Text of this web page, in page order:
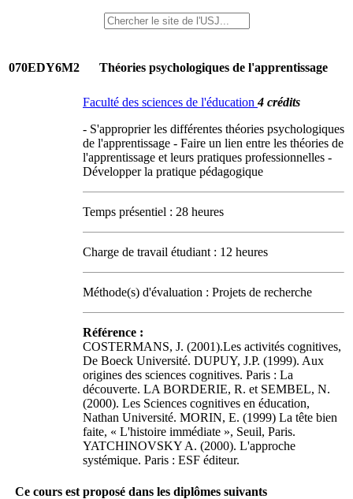
070EDY6M2 Théories psychologiques de l'apprentissage
Faculté des sciences de l'éducation4 crédits
- S'approprier les différentes théories psychologiques
de l'apprentissage - Faire un lien entre les théories de
l'apprentissage et leurs pratiques professionnelles -
Développer la pratique pédagogique
Temps présentiel : 28 heures
Charge de travail étudiant : 12 heures
Méthode(s) d'évaluation : Projets de recherche
Référence :
COSTERMANS, J. (2001).Les activités cognitives,
De Boeck Université. DUPUY, J.P. (1999). Aux
origines des sciences cognitives. Paris : La
découverte. LA BORDERIE, R. et SEMBEL, N.
(2000). Les Sciences cognitives en éducation,
Nathan Université. MORIN, E. (1999) La tête bien
faite, « L'histoire immédiate », Seuil, Paris.
YATCHINOVSKY A. (2000). L'approche
systémique. Paris : ESF éditeur.
Ce cours est proposé dans les diplômes suivants